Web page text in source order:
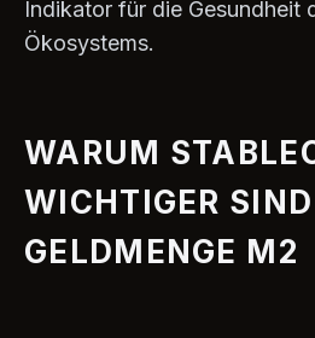
Indikator für die Gesundheit
Ökosystems.
WARUM
WICHTIGER
GELDMENGE M2